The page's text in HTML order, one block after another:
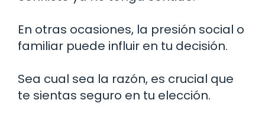
En otras ocasiones, la presión social o
familiar puede influir en tu decisión.
Sea cual sea la razón, es crucial que
te sientas seguro en tu elección.